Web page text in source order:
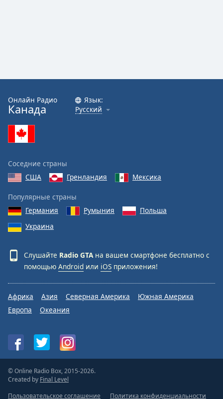
Онлайн Радио
Канада
Язык:
Русский
Соседние страны
США
Гренландия Мексика
Популярные страны
Германия
Румыния
Польша
Украина
Слушайте Radio GTA на вашем смартфоне бесплатно с
помощью Android или iOS приложения!
Африка Азия Северная Америка
Южная Америка
Европа
Океания
© Online Radio Box, 2015-2026.
Created by Final Level
Пользовательское соглашение
Политика конфиденциальности